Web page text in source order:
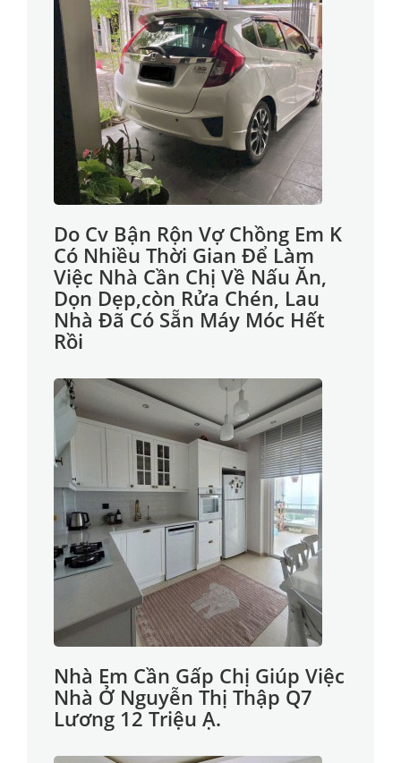
Do Cv Bận Rộn Vợ Chồng Em K
Có Nhiều Thời Gian Để Làm
Việc Nhà Cần Chị Về Nấu Ăn,
Dọn Dẹp,còn Rửa Chén, Lau
Nhà Đã Có Sẵn Máy Móc Hết
Rồi
Nhà Em Cần Gấp Chị Giúp Việc
Nhà Ở Nguyễn Thị Thập Q7
Lương 12 Triệu Ạ.